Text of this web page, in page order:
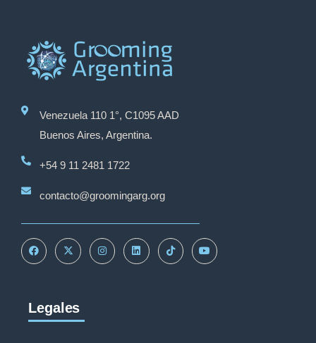
Venezuela 110 1°, C1095 AAD
Buenos Aires, Argentina.
+54 9 11 2481 1722
contacto@groomingarg.org
Legales